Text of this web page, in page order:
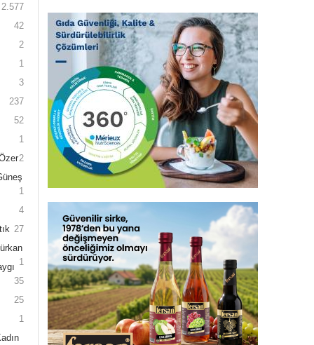
2.577
42
2
1
3
237
52
1
2
1
4
27
1
35
25
1